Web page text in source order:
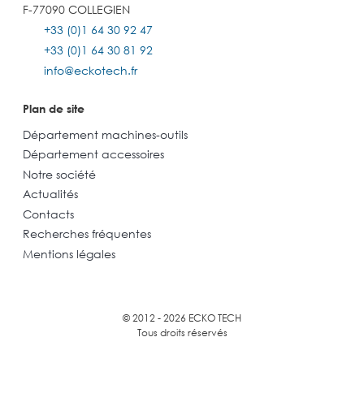
F-77090 COLLEGIEN
+33 (0)1 64 30 92 47
+33 (0)1 64 30 81 92
info@eckotech.fr
Plan de site
Département machines-outils
Département accessoires
Notre société
Actualités
Contacts
Recherches fréquentes
Mentions légales
© 2012 - 2026 ECKO TECH
Tous droits réservés